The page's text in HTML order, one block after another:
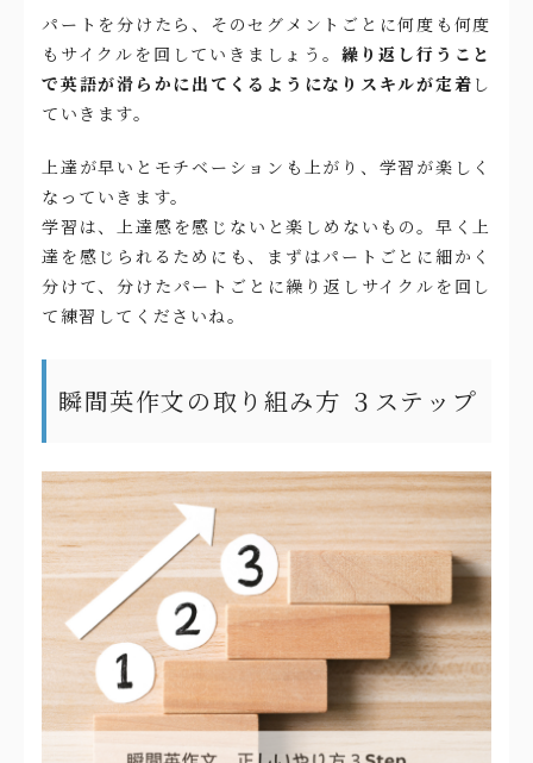
パートを分けたら、そのセグメントごとに何度も何度
もサイクルを回していきましょう。 繰り返し行うこと
で英語が滑らかに出てくるようになりスキルが定着 し
ていきます。
上達が早いとモチベーションも上がり、学習が楽しく
なっていきます。
学習は、上達感を感じないと楽しめないもの。早く上
達を感じられるためにも、まずはパートごとに細かく
分けて、分けたパートごとに繰り返しサイクルを回し
て練習してくださいね。
瞬間英作文の取り組み方 ３ステップ